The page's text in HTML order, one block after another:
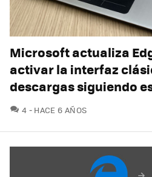
Microsoft actualiza
activar la interfaz
descargas siguiendo
4 COMENTARIOS
HACE 6 AÑOS